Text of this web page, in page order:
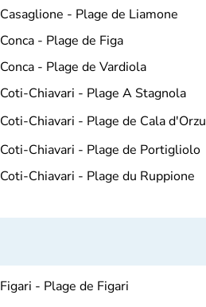
Casaglione - Plage de Liamone
Conca - Plage de Figa
Conca - Plage de Vardiola
Coti-Chiavari - Plage A Stagnola
Coti-Chiavari - Plage de Cala d'Orzu
Coti-Chiavari - Plage de Portigliolo
Coti-Chiavari - Plage du Ruppione
Figari - Plage de Figari